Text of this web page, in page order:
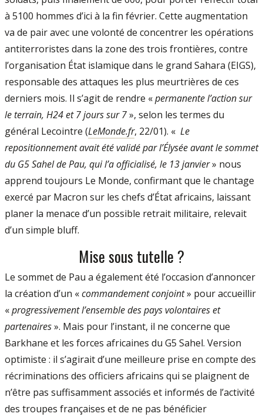
à 5100 hommes d’ici à la fin février. Cette augmentation
va de pair avec une volonté de concentrer les opérations
antiterroristes dans la zone des trois frontières, contre
l’organisation État islamique dans le grand Sahara (EIGS),
responsable des attaques les plus meurtrières de ces
derniers mois. Il s’agit de rendre «permanente l’action sur
le terrain, H24 et 7 jours sur 7», selon les termes du
général Lecointre (LeMonde.fr, 22/01). « Le
repositionnement avait été validé par l’Élysée avant le sommet
du G5 Sahel de Pau, qui l’a officialisé, le 13 janvier» nous
apprend toujours Le Monde, confirmant que le chantage
exercé par Macron sur les chefs d’État africains, laissant
planer la menace d’un possible retrait militaire, relevait
d’un simple bluff.
Mise sous tutelle ?
Le sommet de Pau a également été l’occasion d’annoncer
la création d’un «commandement conjoint» pour accueillir
«progressivement l’ensemble des pays volontaires et
partenaires». Mais pour l’instant, il ne concerne que
Barkhane et les forces africaines du G5 Sahel. Version
optimiste : il s’agirait d’une meilleure prise en compte des
récriminations des officiers africains qui se plaignent de
n’être pas suffisamment associés et informés de l’activité
des troupes françaises et de ne pas bénéficier